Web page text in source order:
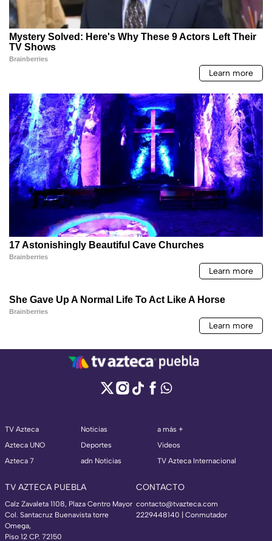
TV Azteca
Azteca UNO
Azteca 7
Noticias
Deportes
adn Noticias
a más +
Videos
TV Azteca Internacional
TV AZTECA PUEBLA
Calz Zavaleta 1108, Plaza Centro Mayor
Col. Santacruz Buenavista torre
Omega,
Piso 12 CP. 72150
CONTACTO
contacto@tvazteca.com
2229448140 | Conmutador